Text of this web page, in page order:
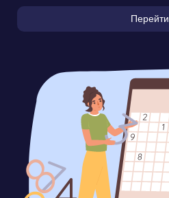
Перейти